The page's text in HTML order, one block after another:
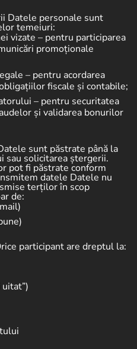
Datele personale sunt
temeiuri:
vizate – pentru participarea
promoționale
– pentru acordarea
fiscale și contabile;
– pentru securitatea
și validarea bonurilor
sunt păstrate până la
sau solicitarea ștergerii.
pot fi păstrate conform
datele Datele nu
terților în scop
de:
participant are dreptul la: